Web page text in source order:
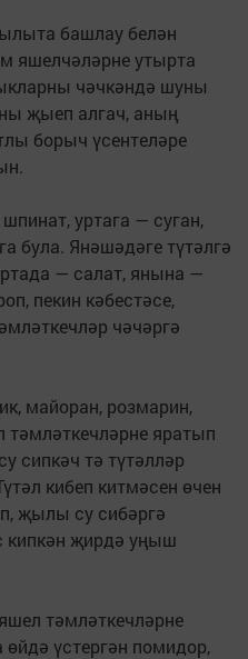
башлау белән
яшелчәләрне утырта
чәчкәндә шуны
җыеп алгач, аның
борыч үсентеләре
уртага — суган,
була. Янәшәдәге түтәлгә
— салат, янына —
пекин кәбестәсе,
чәчәргә
майоран, розмарин,
тәмләткечләрне яратып
сипкәч тә түтәлләр
кибеп китмәсен өчен
җылы су сибәргә
кипкән җирдә уңыш
тәмләткечләрне
үстергән помидор,